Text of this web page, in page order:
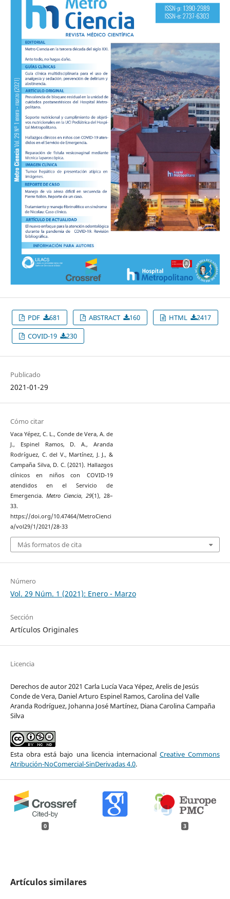
PDF 681 ABSTRACT 160 HTML
2417
COVID-19
230
Publicado
2021-01-29
Cómo citar
Vaca Yépez, C. L., Conde de Vera, A. de
J., Espinel Ramos, D. A., Aranda
Rodríguez, C. del V., Martínez, J. J., &
Campaña Silva, D. C. (2021). Hallazgos
clínicos en niños con COVID-19
atendidos en el Servicio de
Emergencia. Metro Ciencia, 29(1), 28–
33.
https://doi.org/10.47464/MetroCienci
a/vol29/1/2021/28-33
Más formatos de cita
Número
Vol. 29 Núm. 1 (2021): Enero - Marzo
Sección
Artículos Originales
Licencia
Derechos de autor 2021 Carla Lucía Vaca Yépez, Arelis de Jesús
Conde de Vera, Daniel Arturo Espinel Ramos, Carolina del Valle
Aranda Rodríguez, Johanna José Martínez, Diana Carolina Campaña
Silva
Esta obra está bajo una licencia internacional Creative Commons
Atribución-NoComercial-SinDerivadas 4.0.
0 3
Artículos similares